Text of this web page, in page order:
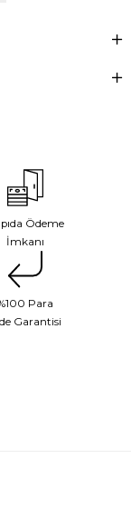
Ödeme
İmkanı
Para
Garantisi